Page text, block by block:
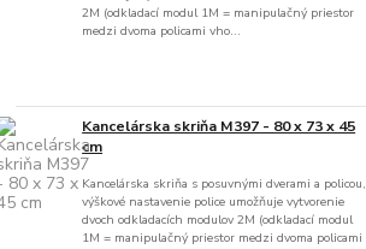
2M (odkladací modul 1M = manipulačný priestor
medzi dvoma policami vho...
Kancelárska skriňa M397 - 80 x 73 x 45
cm
Kancelárska skriňa s posuvnými dverami a policou,
výškové nastavenie police umožňuje vytvorenie
dvoch odkladacích modulov 2M (odkladací modul
1M = manipulačný priestor medzi dvoma policami